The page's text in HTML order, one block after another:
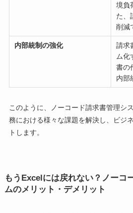
境負
た、
削減
内部統制の強化
請求
ム化
書の
内部
このように、ノーコード請求書管理シ
務における様々な課題を解決し、ビジ
トします。
もうExcelには戻れない？ノーコ
ムのメリット・デメリット